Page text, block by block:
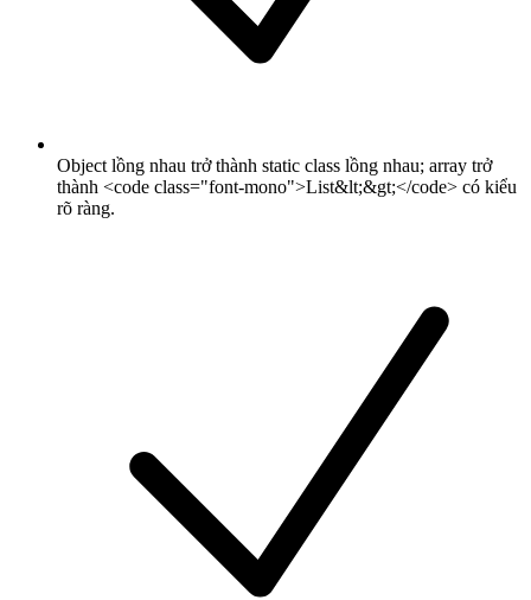
Object lồng nhau trở thành static class lồng nhau; array trở
thành <code class="font-mono">List&lt;&gt;</code> có kiểu
rõ ràng.